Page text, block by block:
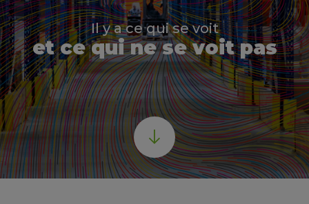
Il y a ce qui se voit
et ce qui ne se voit pas